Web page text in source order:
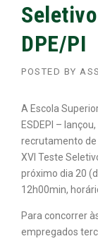
DPE/PI
POSTED BY
A Escola
ESDEPI –
recrutamento de
XVI Teste
próximo dia 20
12h00min,
Para concorrer
empregados